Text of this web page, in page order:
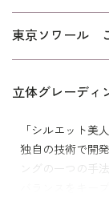
9号
13号
17号 117.5
東京ソワール
立体グレーディ
「シルエット美
独自の技術で開
ングの一つの手法
バランスをキー